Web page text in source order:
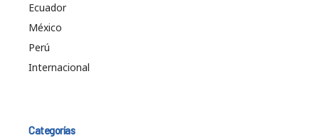
Ecuador
México
Perú
Internacional
Categorías